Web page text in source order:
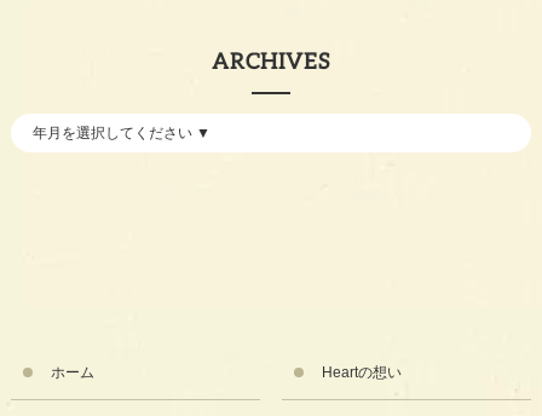
ARCHIVES
ホーム Heartの想い